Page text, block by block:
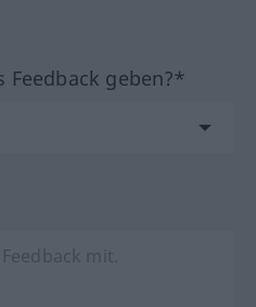
Feedback geben?*